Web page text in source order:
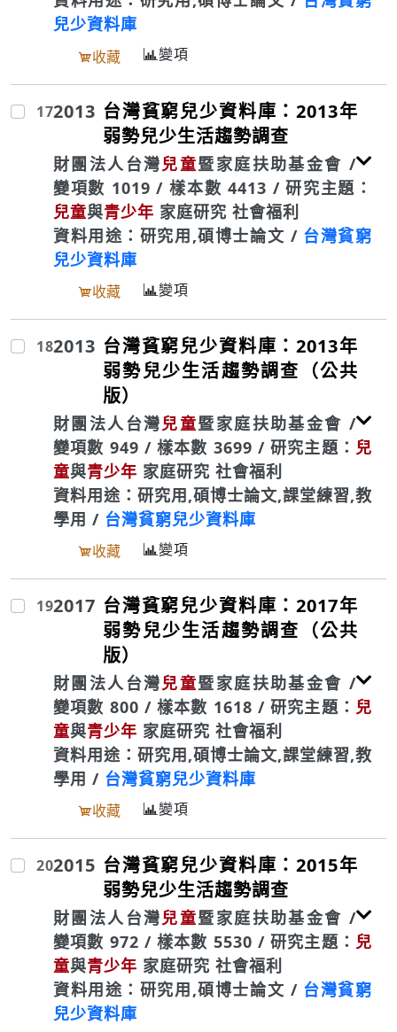
兒少資料庫
收藏 變項
172013 台灣貧窮兒少資料庫：2013年
弱勢兒少生活趨勢調查
財團法人台灣兒童暨家庭扶助基金會 /
變項數 1019 / 樣本數 4413 / 研究主題：
兒童與青少年 家庭研究 社會福利
資料用途：研究用,碩博士論文 / 台灣貧窮
兒少資料庫
收藏 變項
182013 台灣貧窮兒少資料庫：2013年
弱勢兒少生活趨勢調查（公共
版）
財團法人台灣兒童暨家庭扶助基金會 /
變項數 949 / 樣本數 3699 / 研究主題： 兒
童與青少年 家庭研究 社會福利
資料用途：研究用,碩博士論文,課堂練習,教
學用 / 台灣貧窮兒少資料庫
收藏 變項
192017 台灣貧窮兒少資料庫：2017年
弱勢兒少生活趨勢調查（公共
版）
財團法人台灣兒童暨家庭扶助基金會 /
變項數 800 / 樣本數 1618 / 研究主題： 兒
童與青少年 家庭研究 社會福利
資料用途：研究用,碩博士論文,課堂練習,教
學用 / 台灣貧窮兒少資料庫
收藏 變項
202015 台灣貧窮兒少資料庫：2015年
弱勢兒少生活趨勢調查
財團法人台灣兒童暨家庭扶助基金會 /
變項數 972 / 樣本數 5530 / 研究主題： 兒
童與青少年 家庭研究 社會福利
資料用途：研究用,碩博士論文 / 台灣貧窮
兒少資料庫